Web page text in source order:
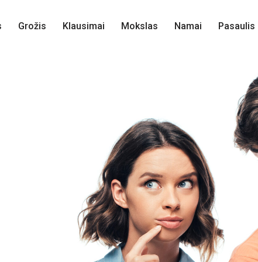
Grožis Klausimai Mokslas Namai Pasaulis